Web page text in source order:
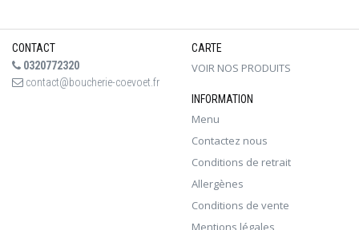
CONTACT
0320772320
contact@boucherie-coevoet.fr
CARTE
VOIR NOS PRODUITS
INFORMATION
Menu
Contactez nous
Conditions de retrait
Allergènes
Conditions de vente
Mentions légales